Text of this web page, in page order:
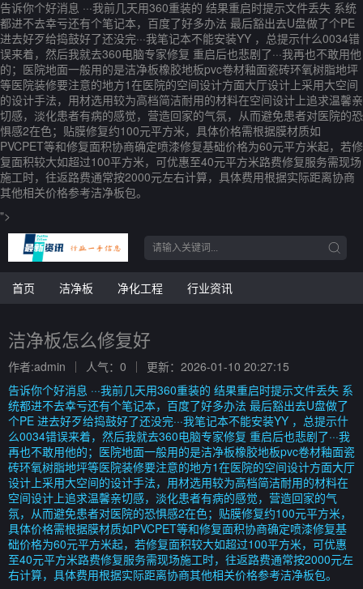
告诉你个好消息 ···我前几天用360重装的 结果重启时提示文件丢失 系统
都进不去幸亏还有个笔记本，百度了好多办法 最后豁出去U盘做了个PE
进去好歹给捣鼓好了还没完···我笔记本不能安装YY ，总提示什么0034错
误来着，然后我就去360电脑专家修复 重启后也悲剧了···我再也不敢用他
的；医院地面一般用的是洁净板橡胶地板pvc卷材釉面瓷砖环氧树脂地坪
等医院装修要注意的地方1在医院的空间设计方面大厅设计上采用大空间
的设计手法，用材选用较为高档简洁耐用的材料在空间设计上追求温馨亲
切感，淡化患者有病的感觉，营造回家的气氛，从而避免患者对医院的恐
惧感2在色；贴膜修复约100元平方米，具体价格需根据膜材质如
PVCPET等和修复面积协商确定喷漆修复基础价格为60元平方米起，若修
复面积较大如超过100平方米，可优惠至40元平方米路费修复服务需现场
施工时，往返路费通常按2000元左右计算，具体费用根据实际距离协商
其他相关价格参考洁净板包。
">
首页 洁净板 净化工程 行业资讯
洁净板怎么修复好
作者:admin 人气：0
更新：2026-01-10 20:27:15
告诉你个好消息 ···我前几天用360重装的 结果重启时提示文件丢失 系
统都进不去幸亏还有个笔记本，百度了好多办法 最后豁出去U盘做了
个PE 进去好歹给捣鼓好了还没完···我笔记本不能安装YY ，总提示什
么0034错误来着，然后我就去360电脑专家修复 重启后也悲剧了···我
再也不敢用他的；医院地面一般用的是洁净板橡胶地板pvc卷材釉面瓷
砖环氧树脂地坪等医院装修要注意的地方1在医院的空间设计方面大厅
设计上采用大空间的设计手法，用材选用较为高档简洁耐用的材料在
空间设计上追求温馨亲切感，淡化患者有病的感觉，营造回家的气
氛，从而避免患者对医院的恐惧感2在色；贴膜修复约100元平方米，
具体价格需根据膜材质如PVCPET等和修复面积协商确定喷漆修复基
础价格为60元平方米起，若修复面积较大如超过100平方米，可优惠
至40元平方米路费修复服务需现场施工时，往返路费通常按2000元左
右计算，具体费用根据实际距离协商其他相关价格参考洁净板包。